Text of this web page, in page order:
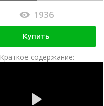
1936
Купить
Краткое содержание: